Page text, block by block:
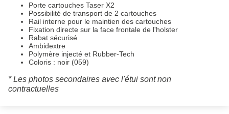
Porte cartouches Taser X2
Possibilité de transport de 2 cartouches
Rail interne pour le maintien des cartouches
Fixation directe sur la face frontale de l'holster
Rabat sécurisé
Ambidextre
Polymère injecté et Rubber-Tech
Coloris : noir (059)
* Les photos secondaires avec l'étui sont non
contractuelles